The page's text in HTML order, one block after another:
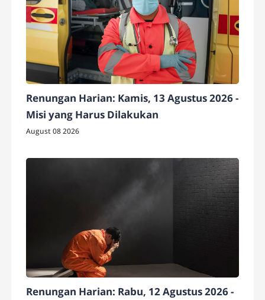
Renungan Harian: Kamis, 13 Agustus 2026 -
Misi yang Harus Dilakukan
August 08 2026
Renungan Harian: Rabu, 12 Agustus 2026 -